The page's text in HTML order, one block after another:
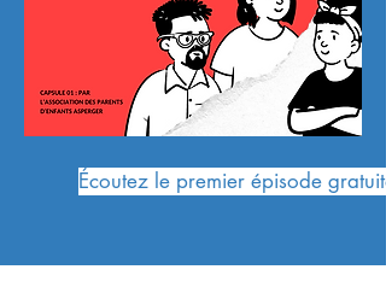
Écoutez le premier épisode